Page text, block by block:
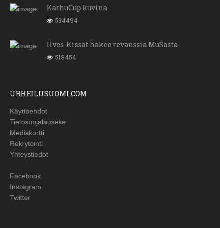
KarhuCup kuvina
534494
Ilves-Kissat hakee revanssia MuSasta
518454
URHEILUSUOMI.COM
Käyttöehdot
Tietosuojalauseke
Mediakortti
Rekrytointi
Yhteystiedot
Facebook
Instagram
Twitter